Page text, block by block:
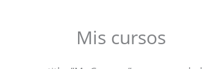
Mis cursos